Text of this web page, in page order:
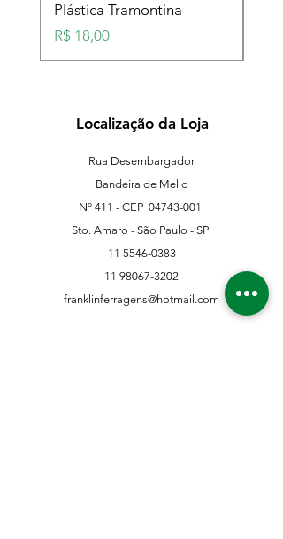
Plástica Tramontina
Preço
R$ 18,00
Localização da Loja
Rua Desembargador
Bandeira de Mello
Nº 411 - CEP 04743-001
Sto. Amaro - São Paulo - SP
11 5546-0383
11 98067-3202
franklinferragens@hotmail.com